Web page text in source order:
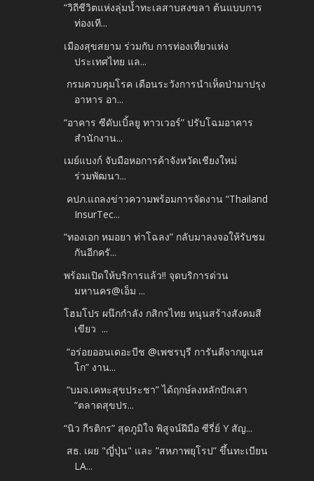
“วิถีชีวิตแห่งลุ่มน้ำทะเลสาบสงขลา ต้นแบบการ
ท่องเที...
เมืองสุขสยาม ร่วมกับ การท่องเที่ยวแห่ง
ประเทศไทย แล...
กรมควบคุมโรค เตือนระวังการนำเห็ดป่ามาปรุง
อาหาร อา...
“อาคาร ซีดับเบิ้ลยู ทาวเวอร์” ปรับโฉมอาคาร
สำนักงาน...
เมย์แบงก์ จับมือหอการค้าจังหวัดเชียงใหม่
ร่วมพัฒนา...
คปภ.แถลงข่าวความพร้อมการจัดงาน “Thailand
InsurTec...
“ทองเอก หมอยา ท่าโฉลง” กลับมาลงจอให้รับชม
กันอีกครั...
พร้อมเปิดให้บริการแล้ว!! จุดบริการด่วน
มหานคร@เอ็ม ...
โฮมโปร ผนึกกำลัง กสิกรไทย หนุนสร้างสังคมสี
เขียว ...
“อร่อยออนเดอะบีช @เพชรบุรี การันตีจากยูเนส
โก” งาน...
“บมจ.เคหะสุขประชา” ได้ฤกษ์ลงหลักปักเสา
“ตลาดสุขปร...
“นิว กีรติกร” สุดภูมิใจ พิสูจน์ฝีมือ ซีรี่ย์ Y สัญ...
สธ. เผย "ญี่ปุ่น" และ ”สหภาพยุโรป” ขึ้นทะเบียน
LA...